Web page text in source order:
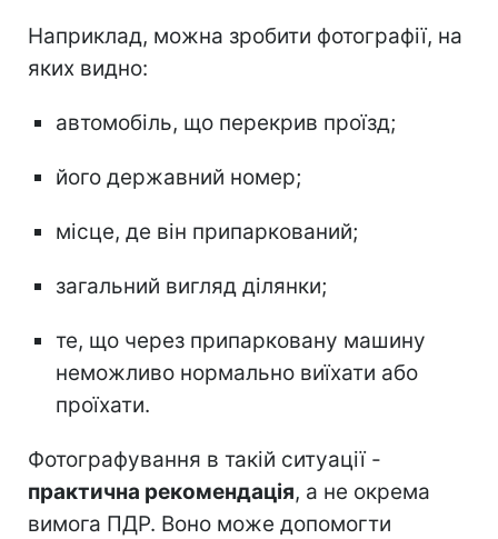
Наприклад, можна зробити фотографії, на
яких видно:
автомобіль, що перекрив проїзд;
його державний номер;
місце, де він припаркований;
загальний вигляд ділянки;
те, що через припарковану машину
неможливо нормально виїхати або
проїхати.
Фотографування в такій ситуації -
практична рекомендація, а не окрема
вимога ПДР. Воно може допомогти